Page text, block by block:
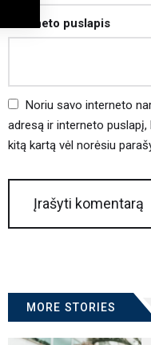
Interneto puslapis
Noriu savo interneto
adresą ir interneto
kitą kartą vėl norėsiu
MORE STORIES